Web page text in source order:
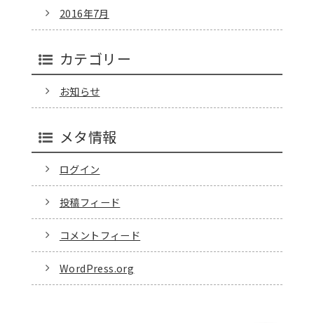
2016年7月
カテゴリー
お知らせ
メタ情報
ログイン
投稿フィード
コメントフィード
WordPress.org